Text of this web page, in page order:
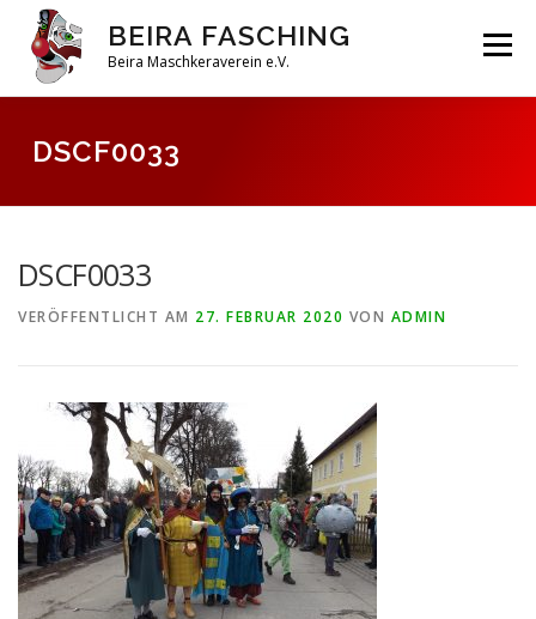
Inhalt
springen
BEIRA FASCHING
Beira Maschkeraverein e.V.
Menü
DAHOAM SAISON 2026
DSCF0033
DSCF0033
VERÖFFENTLICHT AM 27. FEBRUAR 2020 VON ADMIN